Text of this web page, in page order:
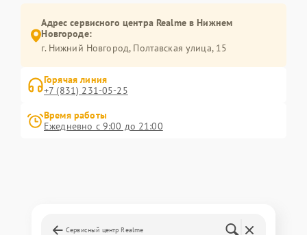
Адрес сервисного центра Realme в Нижнем
Новгороде:
г. Нижний Новгород, Полтавская улица, 15
Горячая линия
+7 (831) 231-05-25
Время работы
Ежедневно с 9:00 до 21:00
Сервисный центр Realme